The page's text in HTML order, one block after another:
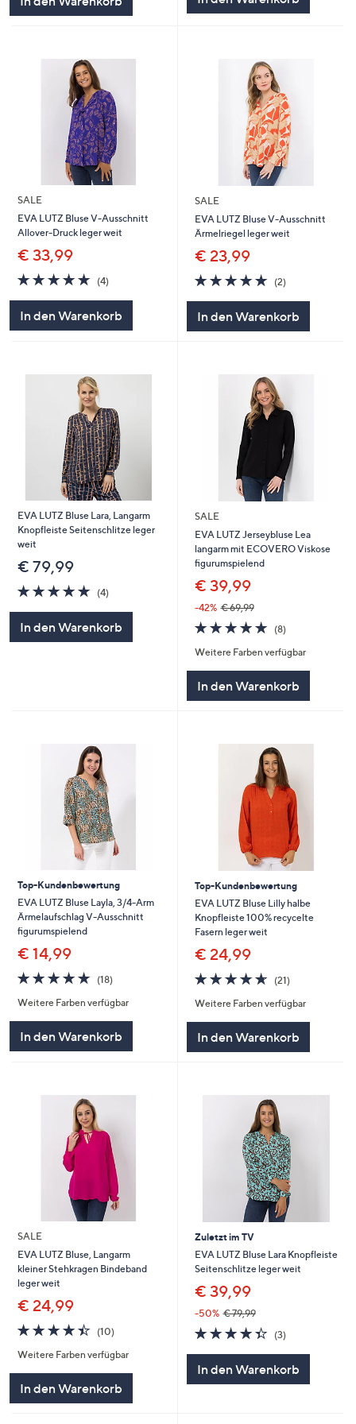
SALE
EVA LUTZ Bluse V-Ausschnitt
Allover-Druck leger weit
€ 33,99
5.0
von
(4)4
In den Warenkorb
SALE
EVA LUTZ Bluse V-Ausschnitt
Ärmelriegel leger weit
€ 23,99
5.0
von
(2)2
In den Warenkorb
EVA LUTZ Bluse Lara, Langarm
Knopfleiste Seitenschlitze leger
weit
€ 79,99
4.8
von
(4)4
In den Warenkorb
SALE
EVA LUTZ Jerseybluse Lea
langarm mit ECOVERO Viskose
figurumspielend
€ 39,99
-42% € 69,99
4.8
von
5
(8)8
Weitere Farben verfügbar
In den Warenkorb
Top-Kundenbewertung
EVA LUTZ Bluse Layla, 3/4-Arm
Ärmelaufschlag V-Ausschnitt
figurumspielend
€ 14,99
4.7
von
5
(18)18
Weitere Farben verfügbar
In den Warenkorb
Top-Kundenbewertung
EVA LUTZ Bluse Lilly halbe
Knopfleiste 100% recycelte
Fasern leger weit
€ 24,99
4.6
von
5
(21)21
Weitere Farben verfügbar
In den Warenkorb
SALE
EVA LUTZ Bluse, Langarm
kleiner Stehkragen Bindeband
leger weit
€ 24,99
4.4
von
5
(10)10
Weitere Farben verfügbar
In den Warenkorb
Zuletzt im TV
EVA LUTZ Bluse Lara Knopfleiste
Seitenschlitze leger weit
€ 39,99
-50% € 79,99
4.3
von
(3)3
In den Warenkorb